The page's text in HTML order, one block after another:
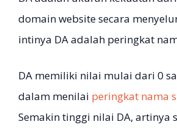
domain website secara
intinya DA adalah peringkat
DA memiliki nilai mulai dari 0
dalam menilai peringkat nama
Semakin tinggi nilai DA, artinya